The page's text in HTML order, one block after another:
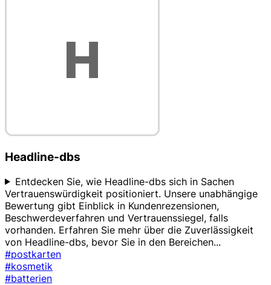
Headline-dbs
Entdecken Sie, wie Headline-dbs sich in Sachen
Vertrauenswürdigkeit positioniert. Unsere unabhängige
Bewertung gibt Einblick in Kundenrezensionen,
Beschwerdeverfahren und Vertrauenssiegel, falls
vorhanden. Erfahren Sie mehr über die Zuverlässigkeit
von Headline-dbs, bevor Sie in den Bereichen...
#postkarten
#kosmetik
#batterien